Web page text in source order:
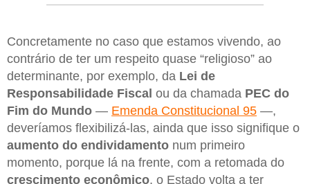
Concretamente no caso que estamos vivendo, ao
contrário de ter um respeito quase “religioso” ao
determinante, por exemplo, da Lei de
Responsabilidade Fiscal ou da chamada PEC do
Fim do Mundo — Emenda Constitucional 95 —,
deveríamos flexibilizá-las, ainda que isso signifique o
aumento do endividamento num primeiro
momento, porque lá na frente, com a retomada do
crescimento econômico, o Estado volta a ter